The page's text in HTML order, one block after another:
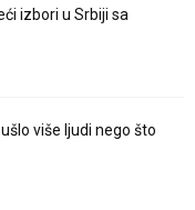
izbori u Srbiji sa
više ljudi nego što